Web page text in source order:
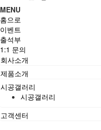
MENU
홈으로
이벤트
출석부
1:1 문의
회사소개
제품소개
시공갤러리
시공갤러리
고객센터